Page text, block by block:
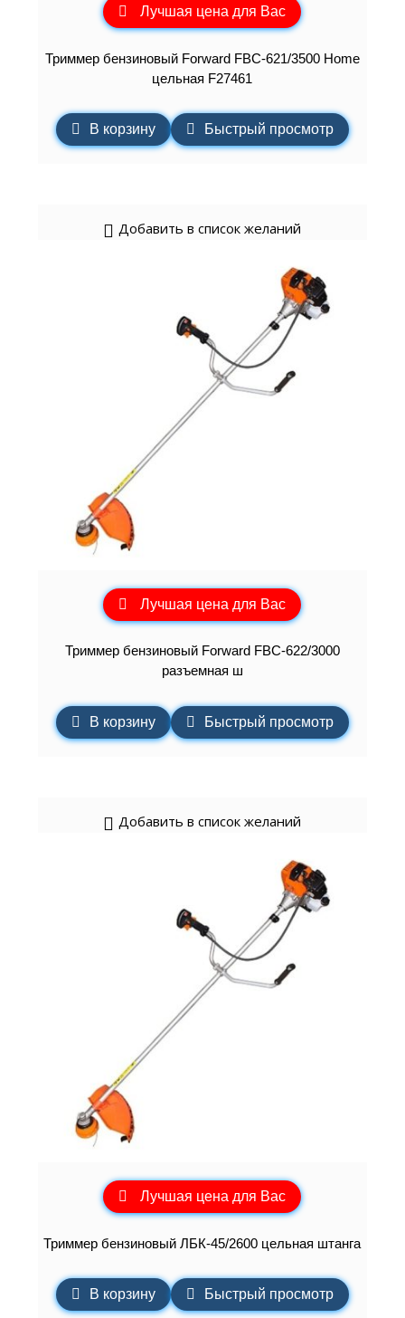
Лучшая цена для Вас
Триммер бензиновый Forward FBC-621/3500 Home
цельная F27461
В корзину Быстрый просмотр
Добавить в список желаний
Лучшая цена для Вас
Триммер бензиновый Forward FBC-622/3000
разъемная ш
В корзину Быстрый просмотр
Добавить в список желаний
Лучшая цена для Вас
Триммер бензиновый ЛБК-45/2600 цельная штанга
В корзину Быстрый просмотр